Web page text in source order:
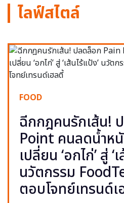
ไลฟ์สไตล์
FOOD
ฉีกกฎคนรักเส้น!
Point คนลดน้ำหนั
เปลี่ยน ‘อกไก่’ สู่ ‘
นวัตกรรม
ตอบโจทย์เทรนด์